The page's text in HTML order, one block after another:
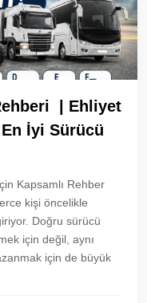
| Ehliyet
İyi Sürücü
Kapsamlı Rehber
kişi öncelikle
Doğru sürücü
için değil, aynı
için de büyük